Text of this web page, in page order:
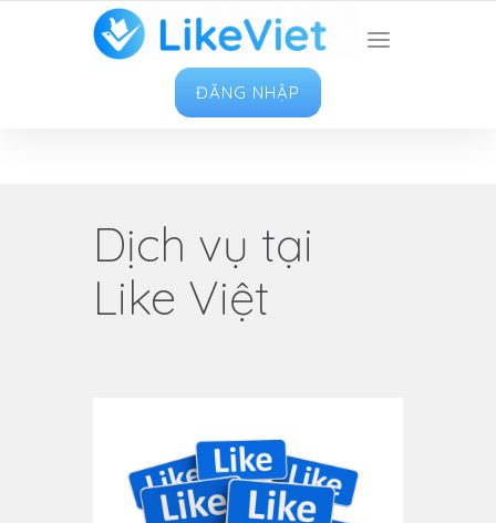
TOP 1 ỨNG DỤNG TĂNG LIKE HAY NHẤT VIỆT
NAM
ĐĂNG NHẬP
Dịch vụ tại
Like Việt